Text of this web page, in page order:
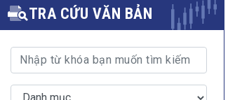
TRA CỨU VĂN BẢN